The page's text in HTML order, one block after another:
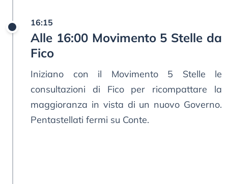
16:15
Alle 16:00 Movimento 5 Stelle da
Fico
Iniziano con il Movimento 5 Stelle le
consultazioni di Fico per ricompattare la
maggioranza in vista di un nuovo Governo.
Pentastellati fermi su Conte.